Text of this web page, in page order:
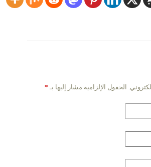
الحقول الإلزامية مشار إليها بـ *